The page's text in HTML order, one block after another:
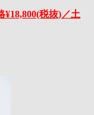
¥18,800(税抜)／土